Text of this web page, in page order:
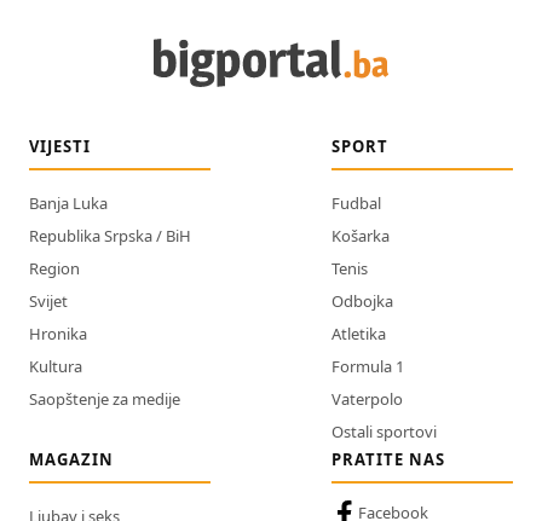
VIJESTI
Banja Luka
Republika Srpska / BiH
Region
Svijet
Hronika
Kultura
Saopštenje za medije
SPORT
Fudbal
Košarka
Tenis
Odbojka
Atletika
Formula 1
Vaterpolo
Ostali sportovi
MAGAZIN
Ljubav i seks
PRATITE NAS
Facebook